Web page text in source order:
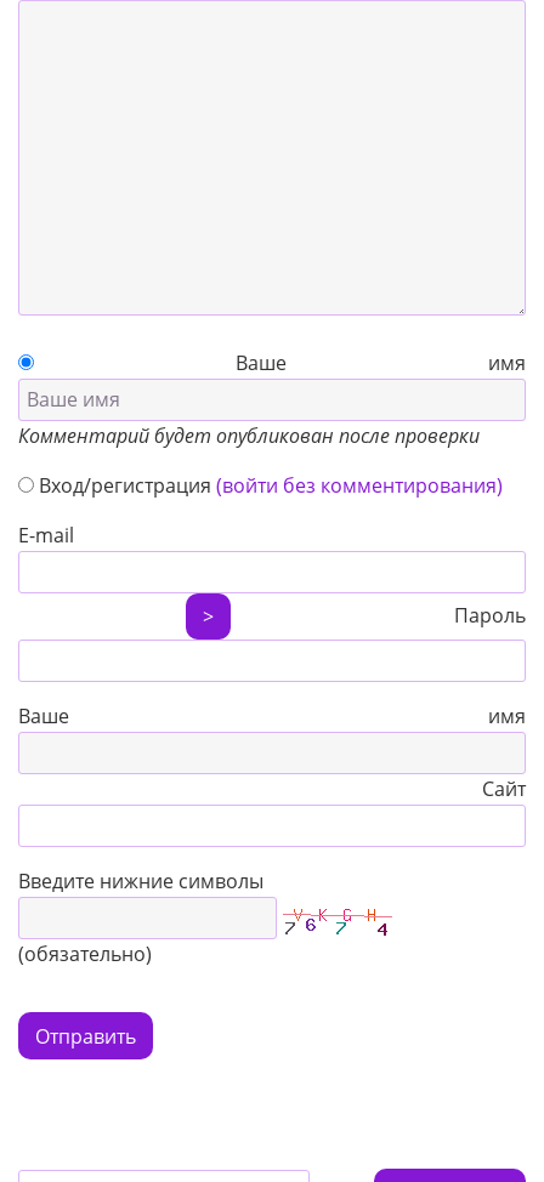
Ваше имя
Комментарий будет опубликован после проверки
Вход/регистрация (войти без комментирования)
E-mail
> Пароль
Ваше имя
Сайт
Введите нижние символы
(обязательно)
Отправить